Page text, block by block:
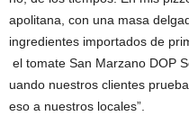
apolitana, con una masa
ingredientes importados de
el tomate San Marzano DOP
uando nuestros clientes
eso a nuestros locales”.